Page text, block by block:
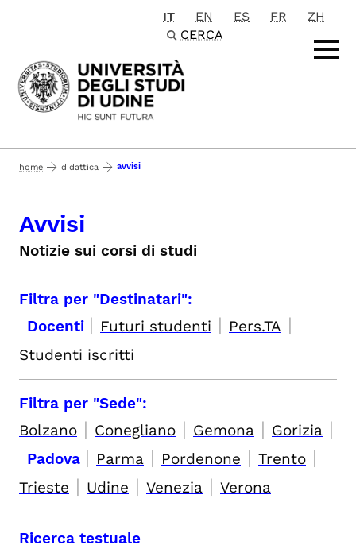
Passa al contenuto principale
IT EN ES FR
ZH
CERCA
home didattica avvisi
Avvisi
Notizie sui corsi di studi
Filtra per "Destinatari":
Docenti | Futuri studenti | Pers.TA |
Studenti iscritti
Filtra per "Sede":
Bolzano | Conegliano | Gemona | Gorizia |
Padova | Parma | Pordenone | Trento |
Trieste | Udine | Venezia | Verona
Ricerca testuale